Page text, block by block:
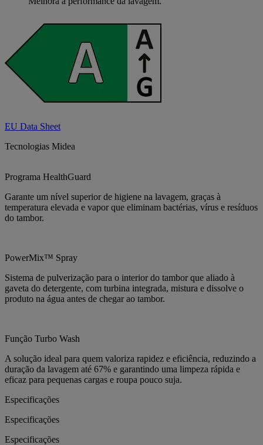
EU Data Sheet
Tecnologias Midea
Programa HealthGuard
Garante um nível superior de higiene na lavagem, graças à
temperatura elevada e vapor que eliminam bactérias, vírus e resíduos
do tambor.
PowerMix™ Spray
Sistema de pulverização para o interior do tambor que aliado à
gaveta do detergente, com turbina integrada, mistura e dissolve o
produto na água antes de chegar ao tambor.
Função Turbo Wash
A solução ideal para quem valoriza rapidez e eficiência, reduzindo a
duração da lavagem até 67% e garantindo uma limpeza rápida e
eficaz para pequenas cargas e roupa pouco suja.
Especificações
Especificações
Especificações